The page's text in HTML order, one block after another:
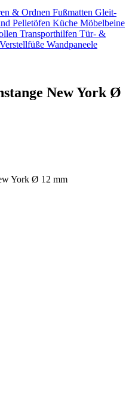
& Ordnen Fußmatten Gleit-
Pelletöfen Küche Möbelbeine
Transporthilfen Tür- &
Verstellfüße Wandpaneele
New York Ø